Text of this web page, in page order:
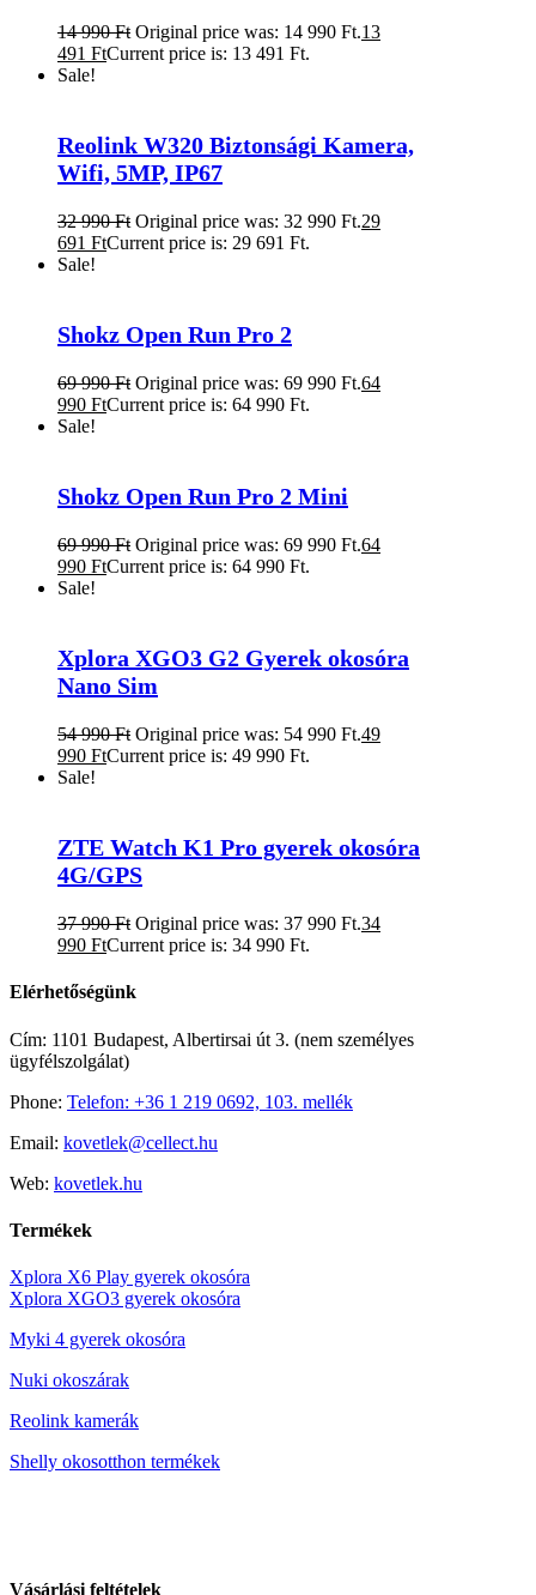
14 990Ft Original price was: 14 990 Ft.13
491 FtCurrent price is: 13 491 Ft.
Sale!
Reolink W320 Biztonsági Kamera,
Wifi, 5MP, IP67
32 990Ft Original price was: 32 990 Ft.29
691 FtCurrent price is: 29 691 Ft.
Sale!
Shokz Open Run Pro 2
69 990Ft Original price was: 69 990 Ft.64
990 FtCurrent price is: 64 990 Ft.
Sale!
Shokz Open Run Pro 2 Mini
69 990Ft Original price was: 69 990 Ft.64
990 FtCurrent price is: 64 990 Ft.
Sale!
Xplora XGO3 G2 Gyerek okosóra
Nano Sim
54 990Ft Original price was: 54 990 Ft.49
990 FtCurrent price is: 49 990 Ft.
Sale!
ZTE Watch K1 Pro gyerek okosóra
4G/GPS
37 990Ft Original price was: 37 990 Ft.34
990 FtCurrent price is: 34 990 Ft.
Elérhetőségünk
Cím: 1101 Budapest, Albertirsai út 3. (nem személyes
ügyfélszolgálat)
Phone: Telefon: +36 1 219 0692, 103. mellék
Email: kovetlek@cellect.hu
Web: kovetlek.hu
Termékek
Xplora X6 Play gyerek okosóra
Xplora XGO3 gyerek okosóra
Myki 4 gyerek okosóra
Nuki okoszárak
Reolink kamerák
Shelly okosotthon termékek
Vásárlási feltételek